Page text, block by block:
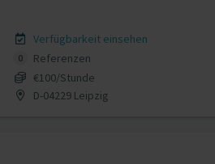
Verfügbarkeit einsehen
0
Referenzen
€100/Stunde
D-04229 Leipzig